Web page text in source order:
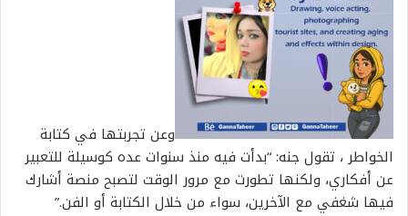
وعن تجربتها في كتابة
الخواطر ، تقول جنه: “بدأت فيه منذ سنوات عده كوسيلة للتعبير
عن أفكاري، ولكنها تطورت مع مرور الوقت لتصبح منصة أشارك
فيها شغفي مع الآخرين، سواء من خلال الكتابة أو الفن.”